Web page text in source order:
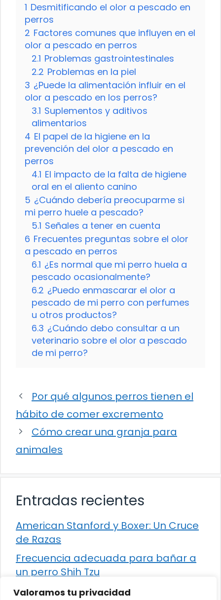
Valoramos tu privacidad
1 Desmitificando el olor a pescado en
perros
2 Factores comunes que influyen en el
olor a pescado en perros
2.1 Problemas gastrointestinales
2.2 Problemas en la piel
3 ¿Puede la alimentación influir en el
olor a pescado en los perros?
3.1 Suplementos y aditivos
alimentarios
4 El papel de la higiene en la
prevención del olor a pescado en
perros
4.1 El impacto de la falta de higiene
oral en el aliento canino
5 ¿Cuándo debería preocuparme si
mi perro huele a pescado?
5.1 Señales a tener en cuenta
6 Frecuentes preguntas sobre el olor
a pescado en perros
6.1 ¿Es normal que mi perro huela a
pescado ocasionalmente?
6.2 ¿Puedo enmascarar el olor a
pescado de mi perro con perfumes
u otros productos?
6.3 ¿Cuándo debo consultar a un
veterinario sobre el olor a pescado
de mi perro?
Por qué algunos perros tienen el
hábito de comer excremento
Cómo crear una granja para
animales
Entradas recientes
American Stanford y Boxer: Un Cruce
de Razas
Frecuencia adecuada para bañar a
un perro Shih Tzu
Comparación entre Apache Storm y